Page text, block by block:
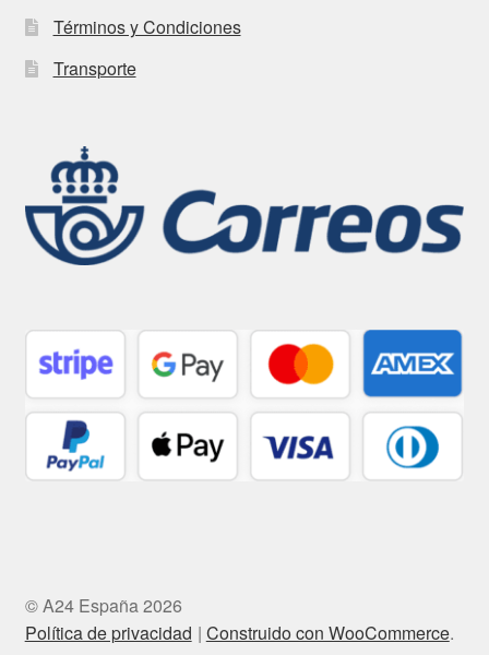
Términos y Condiciones
Transporte
© A24 España 2026
Política de privacidad
Construido con WooCommerce.